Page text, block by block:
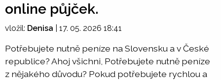
online půjček.
vložil: Denisa 17. 05. 2026 18:41
Potřebujete nutně peníze na Slovensku a v České
republice? Ahoj všichni, Potřebujete nutně peníze
z nějakého důvodu? Pokud potřebujete rychlou a